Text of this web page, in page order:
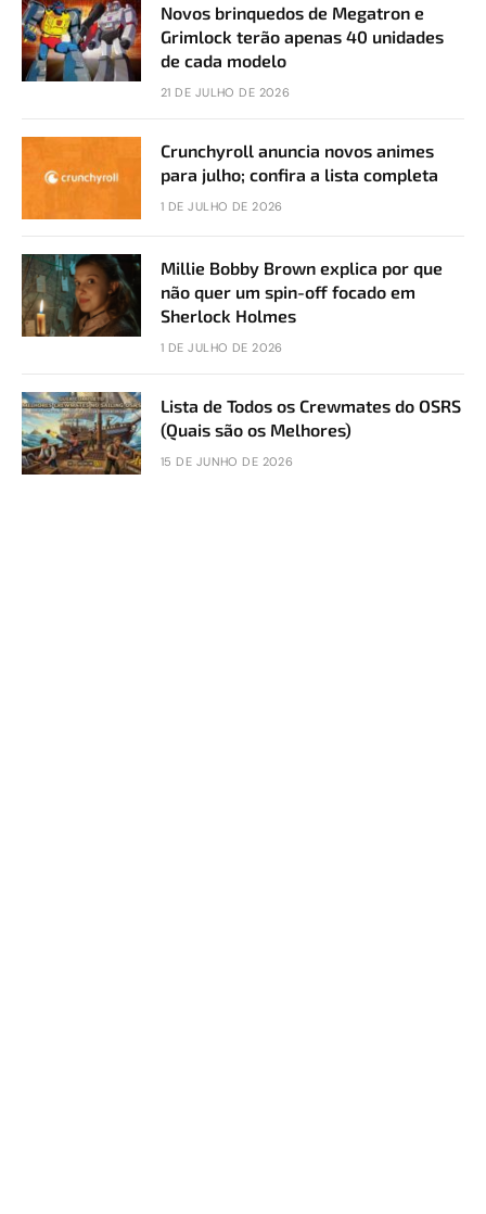
Novos brinquedos de Megatron e
Grimlock terão apenas 40 unidades
de cada modelo
21 DE JULHO DE 2026
Crunchyroll anuncia novos animes
para julho; confira a lista completa
1 DE JULHO DE 2026
Millie Bobby Brown explica por que
não quer um spin-off focado em
Sherlock Holmes
1 DE JULHO DE 2026
Lista de Todos os Crewmates do OSRS
(Quais são os Melhores)
15 DE JUNHO DE 2026